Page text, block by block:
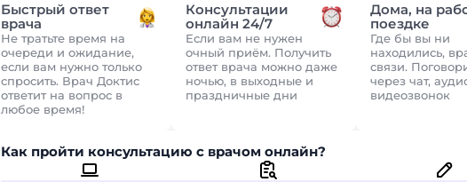
Быстрый ответ
врача
Не тратьте время на
очереди и ожидание,
если вам нужно только
спросить. Врач Доктис
ответит на вопрос в
любое время!
Консультации
онлайн 24/7
Если вам не нужен
очный приём. Получить
ответ врача можно даже
ночью, в выходные и
праздничные дни
Дома, на
поездке
Где бы вы ни
находились,
связи.
через чат,
видеозвонок
Как пройти консультацию с врачом онлайн?